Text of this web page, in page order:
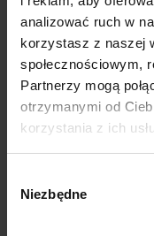
analizować ruch w
korzystasz z naszej
społecznościowym,
Partnerzy mogą
otrzymanymi od
korzystania z ich
zgody
Niezbędne